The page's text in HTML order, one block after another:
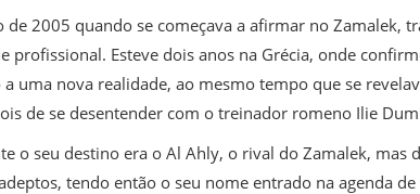
de 2005 quando se começava a afirmar no Zamalek,
profissional. Esteve dois anos na Grécia, onde
a uma nova realidade, ao mesmo tempo que se
de se desentender com o treinador romeno Ilie
o seu destino era o Al Ahly, o rival do Zamalek,
tendo então o seu nome entrado na agenda